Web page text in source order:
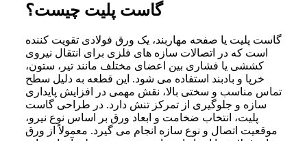
گاست پلیت چیست؟
گاست پلیت یا صفحه مهاربند، یک ورق فولادی تقویت‌ کننده
است که در اتصالات سازه‌ های فلزی برای انتقال نیروی
کششی یا فشاری بین اعضای مختلف مانند تیر، ستون،
خرپا و بادبند استفاده می‌ شود. این قطعه به دلیل سطح
تماس مناسب و سختی بالا، نقش مهمی در افزایش پایداری
سازه و جلوگیری از تمرکز تنش دارد. در طراحی گاست
پلیت، انتخاب ضخامت و ابعاد ورق بر اساس نوع نیرو،
موقعیت اتصال و نوع سازه انجام می‌ گیرد. معمولاً از ورق‌